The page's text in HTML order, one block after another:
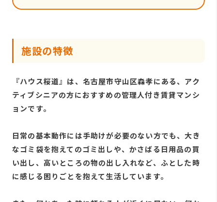
施設の特徴
『ハウス桜道』は、名古屋市守山区森孝にある、アク
ティブシニアの方におすすめの管理人付き賃貸マンシ
ョンです。
日常の基本動作には手助けが必要のない方でも、大き
なゴミ袋を抱えてのゴミ出しや、かさばる日用品の買
い出し、高いところの物の出し入れなど、ふとした時
に感じる困りごとを抱えて生活しています。